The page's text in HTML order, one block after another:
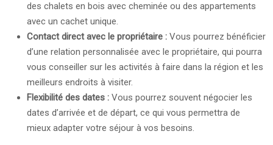
des chalets en bois avec cheminée ou des appartements
avec un cachet unique.
Contact direct avec le propriétaire : Vous pourrez bénéficier
d’une relation personnalisée avec le propriétaire, qui pourra
vous conseiller sur les activités à faire dans la région et les
meilleurs endroits à visiter.
Flexibilité des dates : Vous pourrez souvent négocier les
dates d’arrivée et de départ, ce qui vous permettra de
mieux adapter votre séjour à vos besoins.